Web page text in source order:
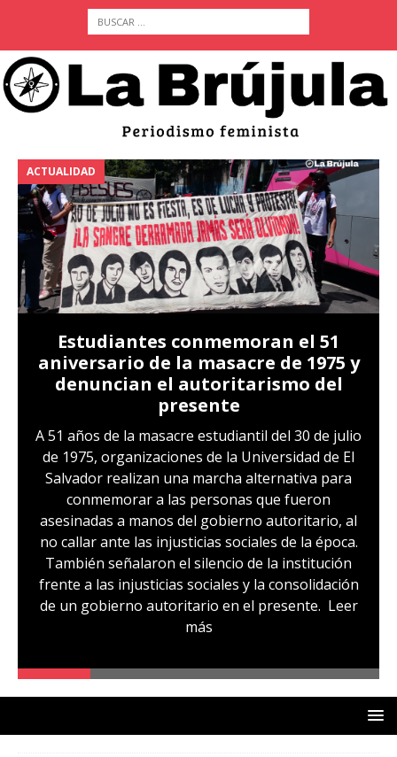
ACTUALIDAD
Estudiantes conmemoran el 51
aniversario de la masacre de 1975 y
denuncian el autoritarismo del
presente
A 51 años de la masacre estudiantil del 30 de julio
de 1975, organizaciones de la Universidad de El
Salvador realizan una marcha alternativa para
conmemorar a las personas que fueron
asesinadas a manos del gobierno autoritario, al
no callar ante las injusticias sociales de la época.
También señalaron el silencio de la institución
frente a las injusticias sociales y la consolidación
de un gobierno autoritario en el presente. Leer
más